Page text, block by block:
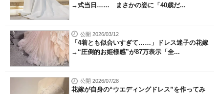
→式当日…… まさかの姿に「40歳だ...
公開 2026/03/12
「4着とも似合いすぎて……」ドレス迷子の花嫁
→“圧倒的お姫様感”が87万表示「全...
公開 2026/07/28
花嫁が自身の“ウエディングドレス”を作ってみ